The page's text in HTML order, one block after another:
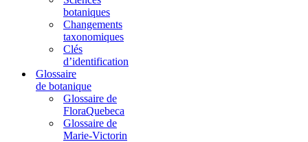
botaniques
Changements
taxonomiques
Clés
d’identification
Glossaire
de botanique
Glossaire de
FloraQuebeca
Glossaire de
Marie-Victorin